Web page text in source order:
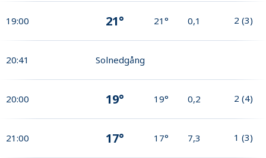
19:00 21° 21° 0,1 2 (3)
20:41 Solnedgång
20:00 19° 19° 0,2 2 (4)
21:00 17° 17° 7,3 1 (3)